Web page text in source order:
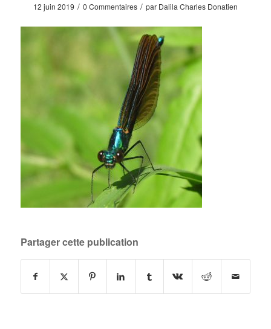
12 juin 2019 / 0 Commentaires / par Dalila Charles Donatien
Partager cette publication